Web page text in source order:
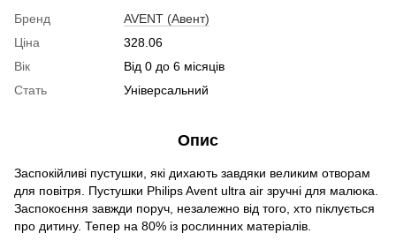
Бренд
AVENT (Авент)
Ціна
328.06
Вік
Від 0 до 6 місяців
Стать
Універсальний
Опис
Заспокійливі пустушки, які дихають завдяки великим отворам
для повітря. Пустушки Philips Avent ultra air зручні для малюка.
Заспокоєння завжди поруч, незалежно від того, хто піклується
про дитину. Тепер на 80% із рослинних матеріалів.